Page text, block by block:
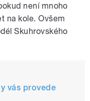
není mnoho
na kole. Ovšem
Skuhrovského
vás provede